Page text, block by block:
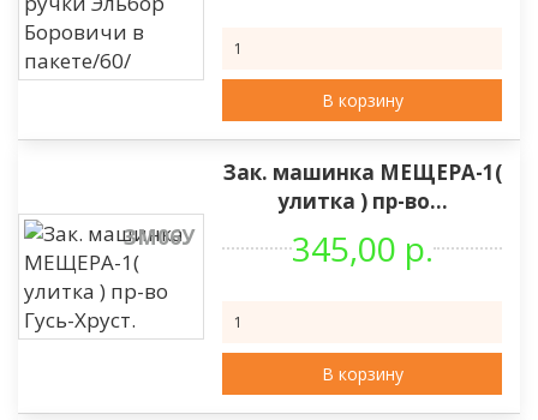
В корзину
ЗМ06У
Зак. машинка МЕЩЕРА-1(
улитка ) пр-во...
345,00 р.
В корзину